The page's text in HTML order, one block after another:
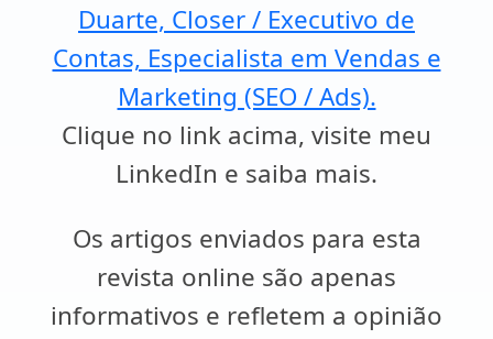
Duarte, Closer / Executivo de
Contas, Especialista em Vendas e
Marketing (SEO / Ads).
Clique no link acima, visite meu
LinkedIn e saiba mais.
Os artigos enviados para esta
revista online são apenas
informativos e refletem a opinião